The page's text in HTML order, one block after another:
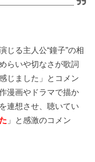
じる主人公“鐘子”の相
らいや切なさが歌詞
じました」とコメン
漫画やドラマで描か
連想させ、聴いてい
」と感激のコメン